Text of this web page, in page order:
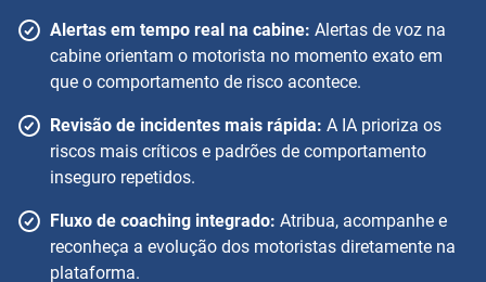
Alertas em tempo real na cabine: Alertas de voz na
cabine orientam o motorista no momento exato em
que o comportamento de risco acontece.
Revisão de incidentes mais rápida: A IA prioriza os
riscos mais críticos e padrões de comportamento
inseguro repetidos.
Fluxo de coaching integrado: Atribua, acompanhe e
reconheça a evolução dos motoristas diretamente na
plataforma.